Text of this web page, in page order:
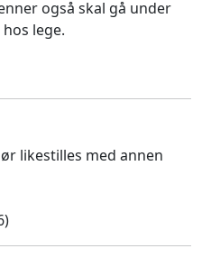
også skal gå under
lege.
likestilles med annen